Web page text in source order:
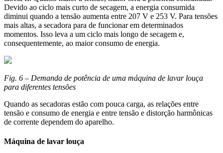
Devido ao ciclo mais curto de secagem, a energia consumida
diminui quando a tensão aumenta entre 207 V e 253 V. Para tensões
mais altas, a secadora para de funcionar em determinados
momentos. Isso leva a um ciclo mais longo de secagem e,
consequentemente, ao maior consumo de energia.
Fig. 6 – Demanda de potência de uma máquina de lavar louça
para diferentes tensões
Quando as secadoras estão com pouca carga, as relações entre
tensão e consumo de energia e entre tensão e distorção harmônicas
de corrente dependem do aparelho.
Máquina de lavar louça